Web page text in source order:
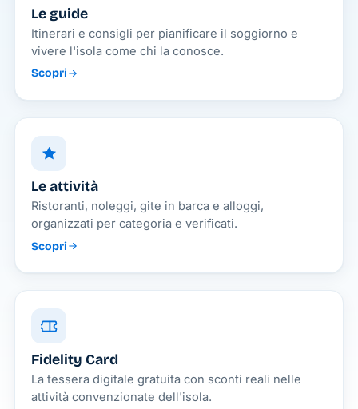
Le guide
Itinerari e consigli per pianificare il soggiorno e
vivere l'isola come chi la conosce.
Scopri
Le attività
Ristoranti, noleggi, gite in barca e alloggi,
organizzati per categoria e verificati.
Scopri
Fidelity Card
La tessera digitale gratuita con sconti reali nelle
attività convenzionate dell'isola.